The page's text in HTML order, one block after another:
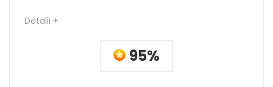
Detalii +
95%